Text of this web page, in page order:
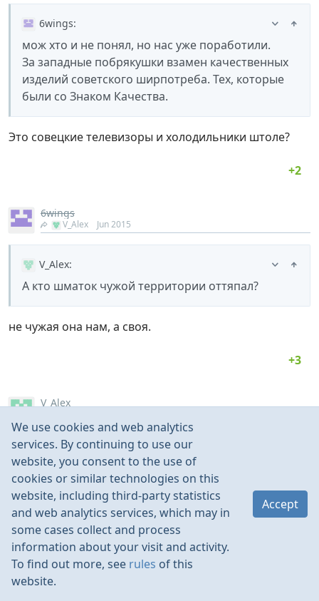
6wings:
мож хто и не понял, но нас уже поработили.
За западные побрякушки взамен качественных
изделий советского ширпотреба. Тех, которые
были со Знаком Качества.
Это совецкие телевизоры и холодильники штоле?
6wings
V_Alex Jun 2015
V_Alex:
А кто шматок чужой территории оттяпал?
не чужая она нам, а своя.
V_Alex
SAN
ВЫ правда в это верите?
Что Крым - это Украина?
Это вопрос не веры, а принципа.
We use cookies and web analytics
services. By continuing to use our
website, you consent to the use of
cookies or similar technologies on this
website, including third-party statistics
and web analytics services, which may in
some cases collect and process
information about your visit and activity.
To find out more, see rules of this
website.
Accept